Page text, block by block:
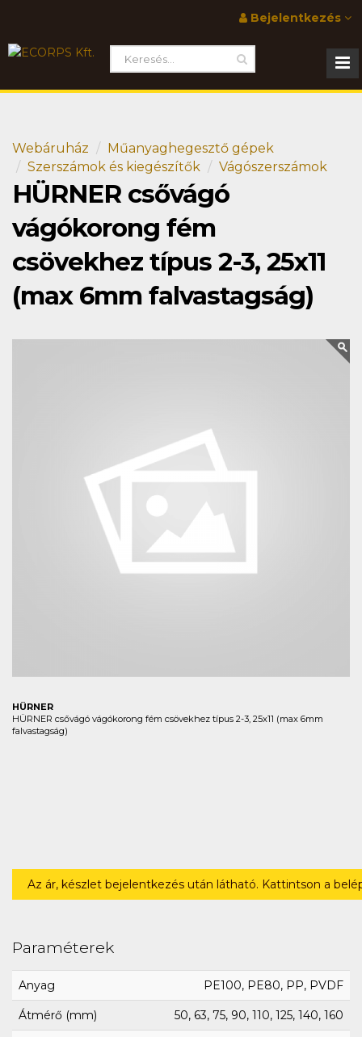
Bejelentkezés
Webáruház
Műanyaghegesztő gépek
Szerszámok és kiegészítők
Vágószerszámok
HÜRNER csővágó
vágókorong fém
csövekhez típus 2-3, 25x11
(max 6mm falvastagság)
HÜRNER
HÜRNER csővágó vágókorong fém csövekhez típus 2-3, 25x11 (max 6mm
falvastagság)
Az ár, készlet bejelentkezés után látható. Kattintson a
Paraméterek
Anyag PE100, PE80, PP, PVDF
Átmérő (mm) 50, 63, 75, 90, 110, 125, 140, 160